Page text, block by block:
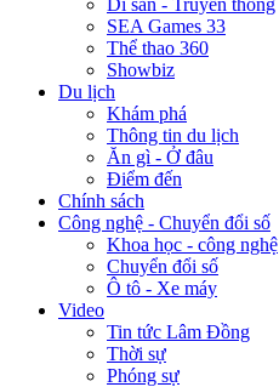
Di sản - Truyền thống
SEA Games 33
Thể thao 360
Showbiz
Du lịch
Khám phá
Thông tin du lịch
Ăn gì - Ở đâu
Điểm đến
Chính sách
Công nghệ - Chuyển đổi số
Khoa học - công nghệ
Chuyển đổi số
Ô tô - Xe máy
Video
Tin tức Lâm Đồng
Thời sự
Phóng sự